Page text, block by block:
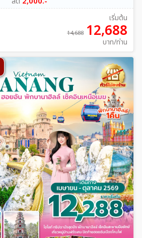
เริ่มต้น
14,688 12,688
บาท/ท่าน